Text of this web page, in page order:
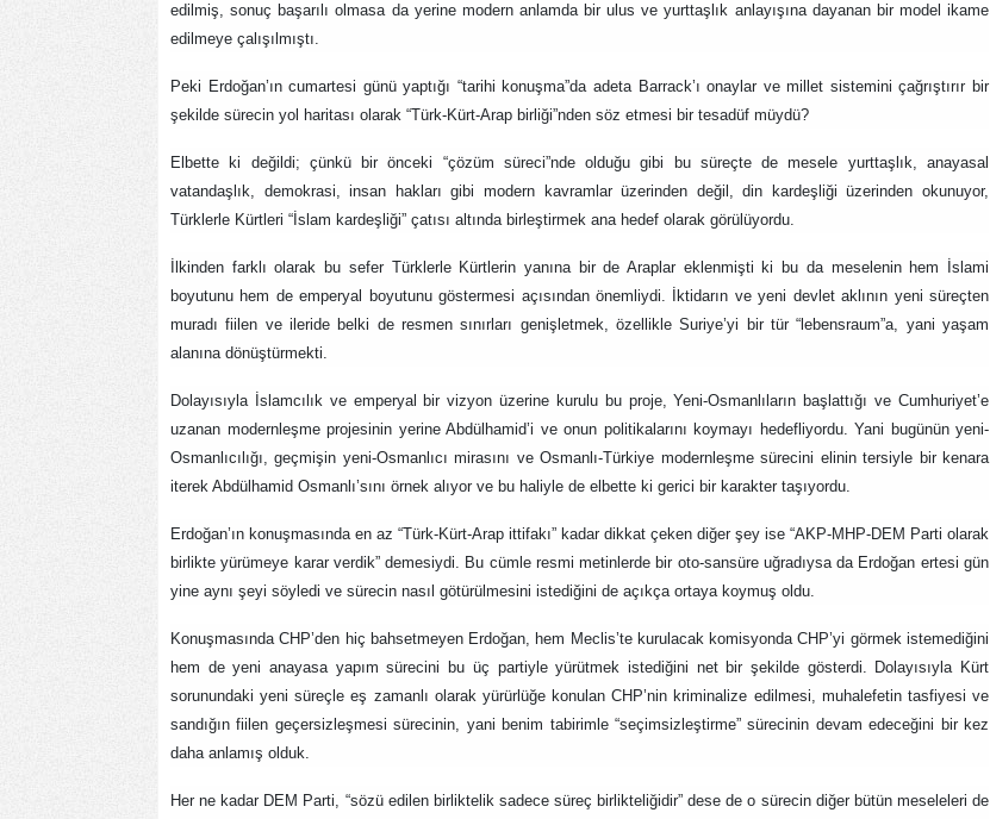
edilmiş, sonuç başarılı olmasa da yerine modern anlamda bir ulus ve yurttaşlık anlayışına dayanan bir model ikame
edilmeye çalışılmıştı.
Peki Erdoğan’ın cumartesi günü yaptığı “tarihi konuşma”da adeta Barrack’ı onaylar ve millet sistemini çağrıştırır bir
şekilde sürecin yol haritası olarak “Türk-Kürt-Arap birliği”nden söz etmesi bir tesadüf müydü?
Elbette ki değildi; çünkü bir önceki “çözüm süreci”nde olduğu gibi bu süreçte de mesele yurttaşlık, anayasal
vatandaşlık, demokrasi, insan hakları gibi modern kavramlar üzerinden değil, din kardeşliği üzerinden okunuyor,
Türklerle Kürtleri “İslam kardeşliği” çatısı altında birleştirmek ana hedef olarak görülüyordu.
İlkinden farklı olarak bu sefer Türklerle Kürtlerin yanına bir de Araplar eklenmişti ki bu da meselenin hem İslami
boyutunu hem de emperyal boyutunu göstermesi açısından önemliydi. İktidarın ve yeni devlet aklının yeni süreçten
muradı fiilen ve ileride belki de resmen sınırları genişletmek, özellikle Suriye’yi bir tür “lebensraum”a, yani yaşam
alanına dönüştürmekti.
Dolayısıyla İslamcılık ve emperyal bir vizyon üzerine kurulu bu proje, Yeni-Osmanlıların başlattığı ve Cumhuriyet’e
uzanan modernleşme projesinin yerine Abdülhamid’i ve onun politikalarını koymayı hedefliyordu. Yani bugünün yeni-
Osmanlıcılığı, geçmişin yeni-Osmanlıcı mirasını ve Osmanlı-Türkiye modernleşme sürecini elinin tersiyle bir kenara
iterek Abdülhamid Osmanlı’sını örnek alıyor ve bu haliyle de elbette ki gerici bir karakter taşıyordu.
Erdoğan’ın konuşmasında en az “Türk-Kürt-Arap ittifakı” kadar dikkat çeken diğer şey ise “AKP-MHP-DEM Parti olarak
birlikte yürümeye karar verdik” demesiydi. Bu cümle resmi metinlerde bir oto-sansüre uğradıysa da Erdoğan ertesi gün
yine aynı şeyi söyledi ve sürecin nasıl götürülmesini istediğini de açıkça ortaya koymuş oldu.
Konuşmasında CHP’den hiç bahsetmeyen Erdoğan, hem Meclis’te kurulacak komisyonda CHP’yi görmek istemediğini
hem de yeni anayasa yapım sürecini bu üç partiyle yürütmek istediğini net bir şekilde gösterdi. Dolayısıyla Kürt
sorunundaki yeni süreçle eş zamanlı olarak yürürlüğe konulan CHP’nin kriminalize edilmesi, muhalefetin tasfiyesi ve
sandığın fiilen geçersizleşmesi sürecinin, yani benim tabirimle “seçimsizleştirme” sürecinin devam edeceğini bir kez
daha anlamış olduk.
Her ne kadar DEM Parti, “sözü edilen birliktelik sadece süreç birlikteliğidir” dese de o sürecin diğer bütün meseleleri de